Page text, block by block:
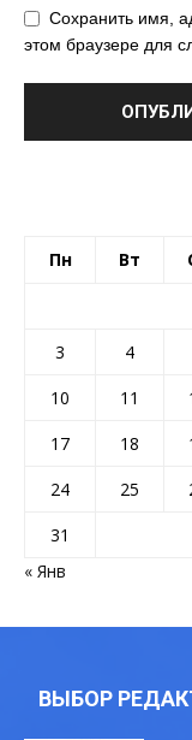
Сохранить имя,
этом браузере для
Пн Вт
3
4
10
11
17
18
24
25
31
« Янв
ВЫБОР